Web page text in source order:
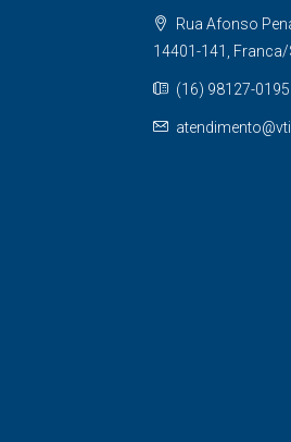
Rua Afonso
14401-141, Franca/
(16) 98127-0195